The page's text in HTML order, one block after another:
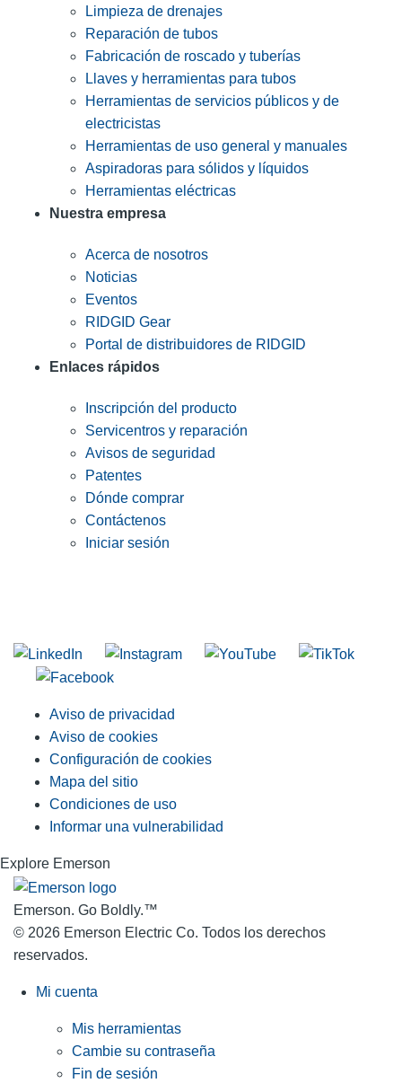
Limpieza de drenajes
Reparación de tubos
Fabricación de roscado y tuberías
Llaves y herramientas para tubos
Herramientas de servicios públicos y de
electricistas
Herramientas de uso general y manuales
Aspiradoras para sólidos y líquidos
Herramientas eléctricas
Nuestra empresa
Acerca de nosotros
Noticias
Eventos
RIDGID Gear
Portal de distribuidores de RIDGID
Enlaces rápidos
Inscripción del producto
Servicentros y reparación
Avisos de seguridad
Patentes
Dónde comprar
Contáctenos
Iniciar sesión
Aviso de privacidad
Aviso de cookies
Configuración de cookies
Mapa del sitio
Condiciones de uso
Informar una vulnerabilidad
Explore Emerson
Emerson. Go Boldly.™
© 2026 Emerson Electric Co. Todos los derechos
reservados.
Mi cuenta
Mis herramientas
Cambie su contraseña
Fin de sesión